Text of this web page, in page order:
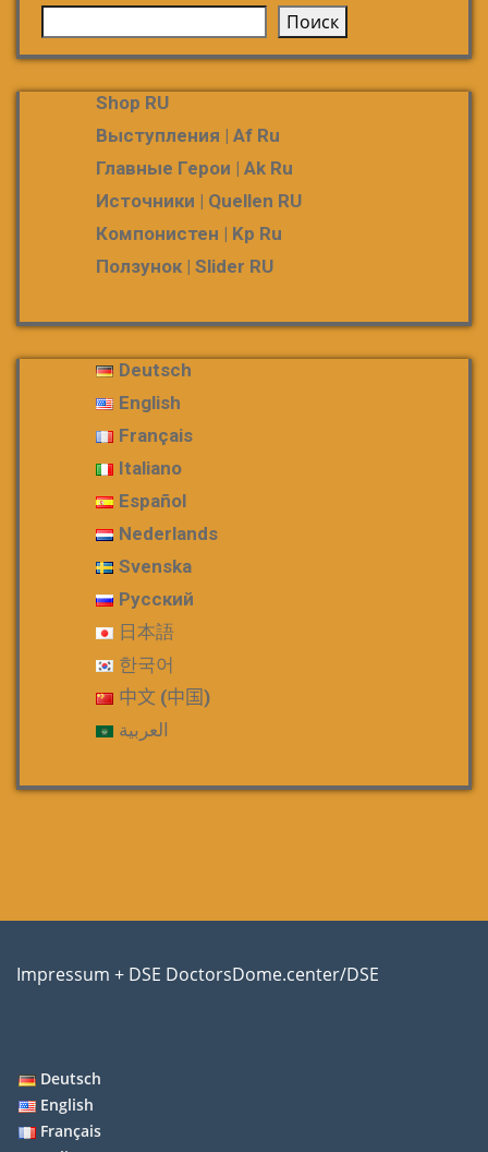
Поиск
Shop RU
Выступления | Af Ru
Главные Герои | Ak Ru
Источники | Quellen RU
Компонистен | Kp Ru
Ползунок | Slider RU
Deutsch
English
Français
Italiano
Español
Nederlands
Svenska
Русский
日本語
한국어
中文 (中国)
العربية
Impressum + DSE DoctorsDome.center/DSE
Deutsch
English
Français